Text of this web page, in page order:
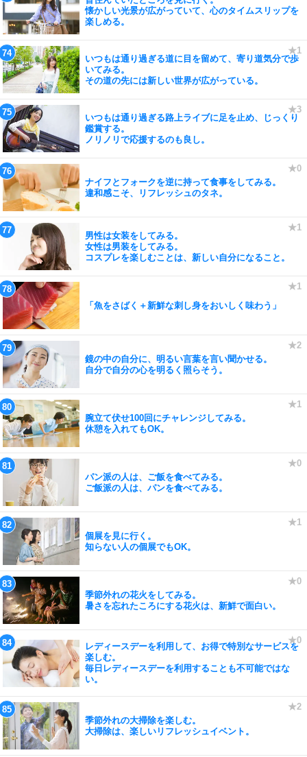
懐かしい光景が広がっていて、心のタイムスリップを
楽しめる。
いつもは通り過ぎる道に目を留めて、寄り道気分で歩
いてみる。
その道の先には新しい世界が広がっている。
いつもは通り過ぎる路上ライブに足を止め、じっくり
鑑賞する。
ノリノリで応援するのも良し。
ナイフとフォークを逆に持って食事をしてみる。
違和感こそ、リフレッシュのタネ。
男性は女装をしてみる。
女性は男装をしてみる。
コスプレを楽しむことは、新しい自分になること。
「魚をさばく＋新鮮な刺し身をおいしく味わう」
鏡の中の自分に、明るい言葉を言い聞かせる。
自分で自分の心を明るく照らそう。
腕立て伏せ100回にチャレンジしてみる。
休憩を入れてもOK。
パン派の人は、ご飯を食べてみる。
ご飯派の人は、パンを食べてみる。
個展を見に行く。
知らない人の個展でもOK。
季節外れの花火をしてみる。
暑さを忘れたころにする花火は、新鮮で面白い。
レディースデーを利用して、お得で特別なサービスを
楽しむ。
毎日レディースデーを利用することも不可能ではな
い。
季節外れの大掃除を楽しむ。
大掃除は、楽しいリフレッシュイベント。